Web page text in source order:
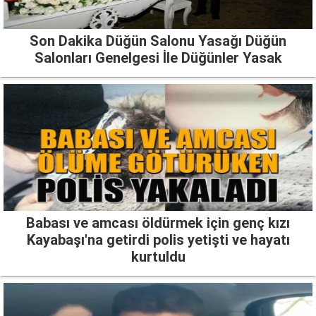
Son Dakika Düğün Salonu Yasağı Düğün
Salonları Genelgesi İle Düğünler Yasak
Babası ve amcası öldürmek için genç kızı
Kayabaşı'na getirdi polis yetişti ve hayatı
kurtuldu